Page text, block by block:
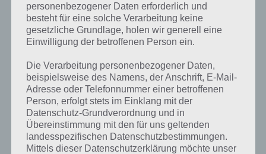
personenbezogener Daten erforderlich und
besteht für eine solche Verarbeitung keine
gesetzliche Grundlage, holen wir generell eine
Einwilligung der betroffenen Person ein.
Die Verarbeitung personenbezogener Daten,
beispielsweise des Namens, der Anschrift, E-Mail-
Adresse oder Telefonnummer einer betroffenen
Person, erfolgt stets im Einklang mit der
Datenschutz-Grundverordnung und in
Übereinstimmung mit den für uns geltenden
landesspezifischen Datenschutzbestimmungen.
Mittels dieser Datenschutzerklärung möchte unser